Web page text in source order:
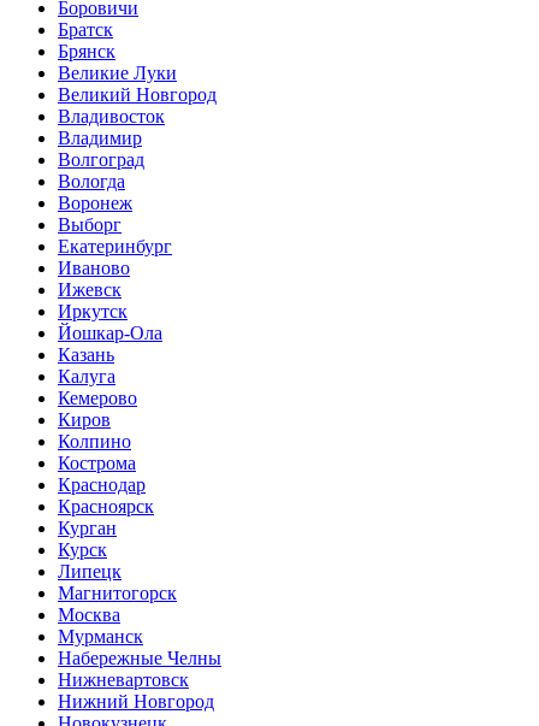
Боровичи
Братск
Брянск
Великие Луки
Великий Новгород
Владивосток
Владимир
Волгоград
Вологда
Воронеж
Выборг
Екатеринбург
Иваново
Ижевск
Иркутск
Йошкар-Ола
Казань
Калуга
Кемерово
Киров
Колпино
Кострома
Краснодар
Красноярск
Курган
Курск
Липецк
Магнитогорск
Москва
Мурманск
Набережные Челны
Нижневартовск
Нижний Новгород